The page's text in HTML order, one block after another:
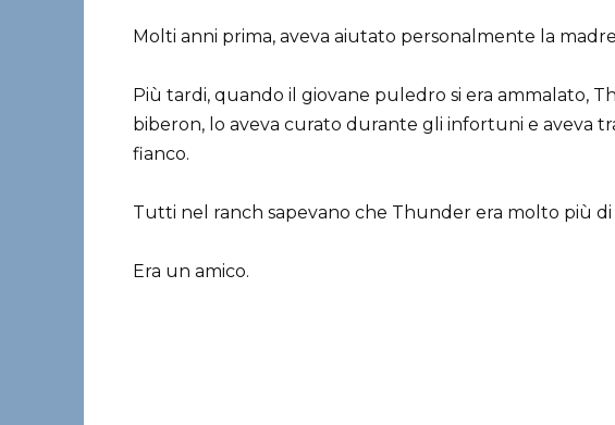
Molti anni prima, aveva aiutato personalmente la
Più tardi, quando il giovane puledro si era ammalato,
biberon, lo aveva curato durante gli infortuni e aveva
fianco.
Tutti nel ranch sapevano che Thunder era molto più
Era un amico.